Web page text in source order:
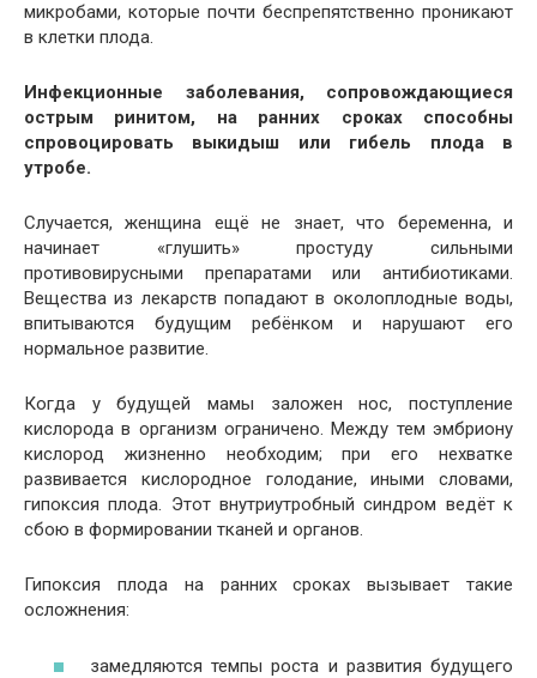
микробами, которые почти беспрепятственно проникают
в клетки плода.
Инфекционные заболевания, сопровождающиеся
острым ринитом, на ранних сроках способны
спровоцировать выкидыш или гибель плода в
утробе.
Случается, женщина ещё не знает, что беременна, и
начинает «глушить» простуду сильными
противовирусными препаратами или антибиотиками.
Вещества из лекарств попадают в околоплодные воды,
впитываются будущим ребёнком и нарушают его
нормальное развитие.
Когда у будущей мамы заложен нос, поступление
кислорода в организм ограничено. Между тем эмбриону
кислород жизненно необходим; при его нехватке
развивается кислородное голодание, иными словами,
гипоксия плода. Этот внутриутробный синдром ведёт к
сбою в формировании тканей и органов.
Гипоксия плода на ранних сроках вызывает такие
осложнения:
замедляются темпы роста и развития будущего